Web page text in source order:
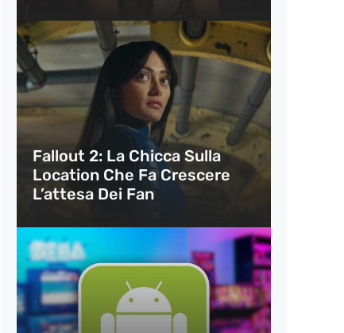
Fallout 2: La Chicca Sulla
Location Che Fa Crescere
L’attesa Dei Fan